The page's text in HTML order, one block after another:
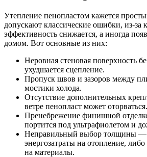
Утепление пенопластом кажется
допускают классические ошибки, из-за
эффективность снижается, а иногда
домом. Вот основные из них:
Неровная стеновая поверхность
ухудшается сцепление.
Пропуск швов и зазоров между
мостики холода.
Отсутствие дополнительных
ветре пенопласт может оторваться.
Пренебрежение финишной
портится под ультрафиолетом и
Неправильный выбор толщины —
энергозатраты на отопление,
на материалы.